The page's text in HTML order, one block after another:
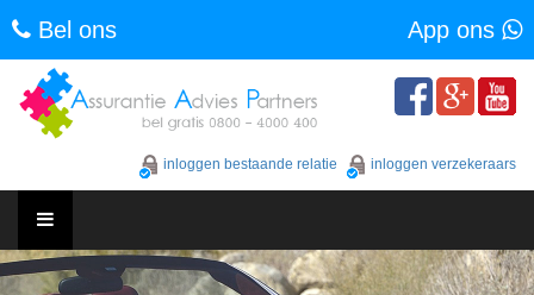
Bel ons App ons
content
inloggen bestaande relatie inloggen verzekeraars
Skip
to